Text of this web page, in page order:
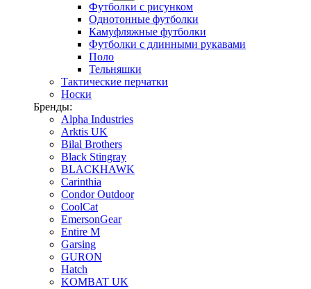
Футболки с рисунком
Однотонные футболки
Камуфляжные футболки
Футболки с длинными рукавами
Поло
Тельняшки
Тактические перчатки
Носки
Бренды:
Alpha Industries
Arktis UK
Bilal Brothers
Black Stingray
BLACKHAWK
Carinthia
Condor Outdoor
CoolCat
EmersonGear
Entire M
Garsing
GURON
Hatch
KOMBAT UK